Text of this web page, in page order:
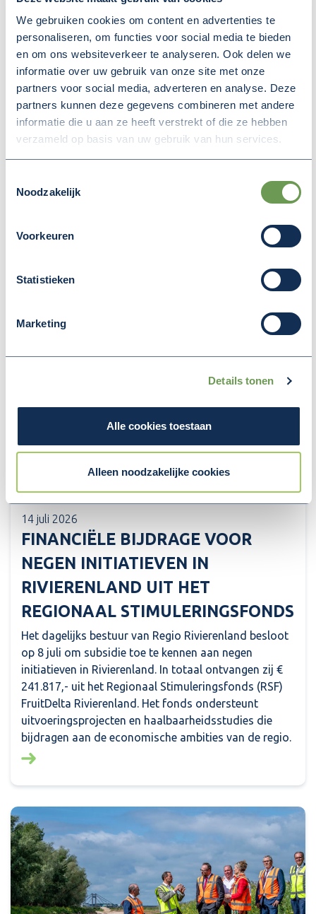
We gebruiken cookies om content en advertenties te
personaliseren, om functies voor social media te bieden
en om ons websiteverkeer te analyseren. Ook delen we
informatie over uw gebruik van onze site met onze
partners voor social media, adverteren en analyse. Deze
partners kunnen deze gegevens combineren met andere
informatie die u aan ze heeft verstrekt of die ze hebben
verzameld op basis van uw gebruik van hun services.
Noodzakelijk
Voorkeuren
Statistieken
Marketing
Details tonen
Alle cookies toestaan
Alleen noodzakelijke cookies
Wij bedanken de Statenleden van BBB voor hun
aanwezigheid en belangstelling voor FruitDelta
Rivierenland.
Deel deze pagina
14 juli 2026
FINANCIËLE BIJDRAGE VOOR
NEGEN INITIATIEVEN IN
RIVIERENLAND UIT HET
REGIONAAL STIMULERINGSFONDS
Het dagelijks bestuur van Regio Rivierenland besloot
op 8 juli om subsidie toe te kennen aan negen
initiatieven in Rivierenland. In totaal ontvangen zij €
241.817,- uit het Regionaal Stimuleringsfonds (RSF)
FruitDelta Rivierenland. Het fonds ondersteunt
uitvoeringsprojecten en haalbaarheidsstudies die
bijdragen aan de economische ambities van de regio.
Lees meer over: Financiële bijdrage voor negen